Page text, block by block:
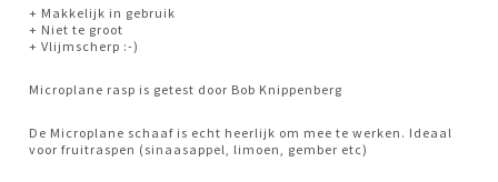
+ Makkelijk in gebruik
+ Niet te groot
+ Vlijmscherp :-)
Microplane rasp is getest door Bob Knippenberg
De Microplane schaaf is echt heerlijk om mee te werken. Ideaal
voor fruitraspen (sinaasappel, limoen, gember etc)